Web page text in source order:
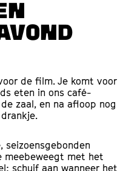
de film. Je komt voor
eten in ons café-
zaal, en na afloop nog
seizoensgebonden
meebeweegt met het
schuif aan wanneer het